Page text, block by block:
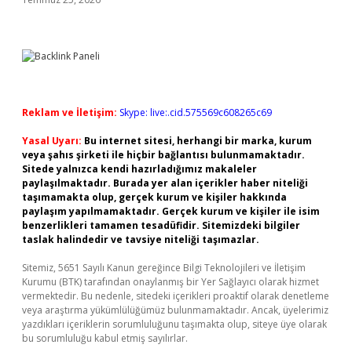
Reklam ve İletişim: Skype: live:.cid.575569c608265c69
Yasal Uyarı: Bu internet sitesi, herhangi bir marka, kurum
veya şahıs şirketi ile hiçbir bağlantısı bulunmamaktadır.
Sitede yalnızca kendi hazırladığımız makaleler
paylaşılmaktadır. Burada yer alan içerikler haber niteliği
taşımamakta olup, gerçek kurum ve kişiler hakkında
paylaşım yapılmamaktadır. Gerçek kurum ve kişiler ile isim
benzerlikleri tamamen tesadüfidir. Sitemizdeki bilgiler
taslak halindedir ve tavsiye niteliği taşımazlar.
Sitemiz, 5651 Sayılı Kanun gereğince Bilgi Teknolojileri ve İletişim
Kurumu (BTK) tarafından onaylanmış bir Yer Sağlayıcı olarak hizmet
vermektedir. Bu nedenle, sitedeki içerikleri proaktif olarak denetleme
veya araştırma yükümlülüğümüz bulunmamaktadır. Ancak, üyelerimiz
yazdıkları içeriklerin sorumluluğunu taşımakta olup, siteye üye olarak
bu sorumluluğu kabul etmiş sayılırlar.